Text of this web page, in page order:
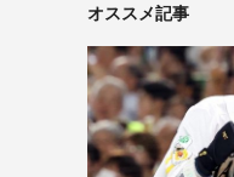
オススメ記事